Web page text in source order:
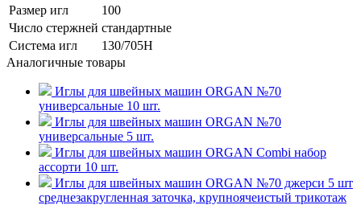
Размер игл
100
Число стержней стандартные
Система игл
130/705H
Аналогичные товары
Иглы для швейных машин ORGAN №70
универсальные 10 шт.
Иглы для швейных машин ORGAN №70
универсальные 5 шт.
Иглы для швейных машин ORGAN Combi набор
ассорти 10 шт.
Иглы для швейных машин ORGAN №70 джерси 5 шт
среднезакругленная заточка, крупноячеистый трикотаж